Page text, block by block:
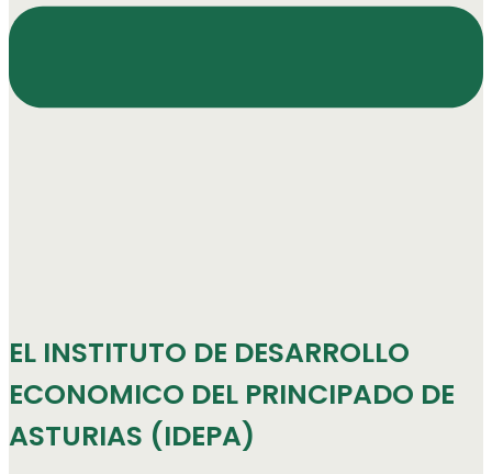
EL INSTITUTO DE DESARROLLO
ECONOMICO DEL PRINCIPADO DE
ASTURIAS (IDEPA)